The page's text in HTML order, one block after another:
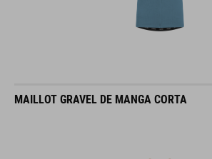
MAILLOT GRAVEL DE MANGA CORTA